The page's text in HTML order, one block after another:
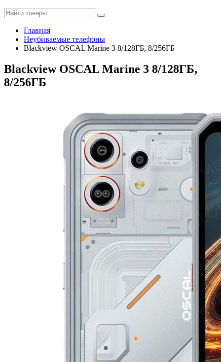
Главная
Неубиваемые телефоны
Blackview OSCAL Marine 3 8/128ГБ, 8/256ГБ
Blackview OSCAL Marine 3 8/128ГБ,
8/256ГБ